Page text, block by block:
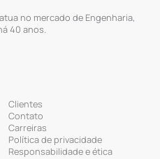
no mercado de Engenharia,
40 anos.
Clientes
Contato
Carreiras
Política de privacidade
Responsabilidade e ética